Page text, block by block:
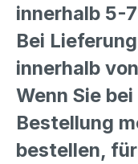
innerhalb 5-
Bei
innerhalb
Wenn Sie
Bestellung
bestellen,